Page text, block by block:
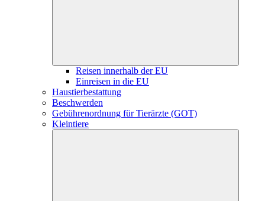
Reisen innerhalb der EU
Einreisen in die EU
Haustierbestattung
Beschwerden
Gebührenordnung für Tierärzte (GOT)
Kleintiere